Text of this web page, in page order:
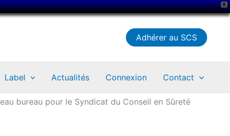
X
Adhérer au SCS
Label Actualités Connexion Contact
bureau pour le Syndicat du Conseil en Sûreté